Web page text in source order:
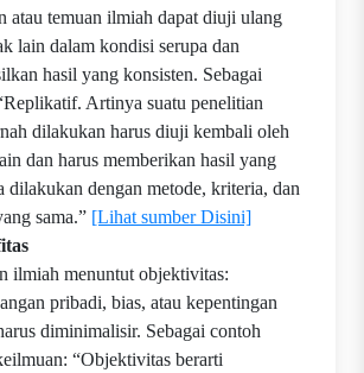
atau temuan ilmiah dapat diuji ulang
lain dalam kondisi serupa dan
hasil yang konsisten. Sebagai
Artinya suatu penelitian
dilakukan harus diuji kembali oleh
dan harus memberikan hasil yang
dilakukan dengan metode, kriteria, dan
sama.” [Lihat sumber Disini]
ilmiah menuntut objektivitas:
pribadi, bias, atau kepentingan
diminimalisir. Sebagai contoh
“Objektivitas berarti